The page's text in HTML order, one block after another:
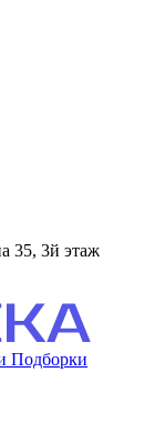
35, 3й этаж
Подборки